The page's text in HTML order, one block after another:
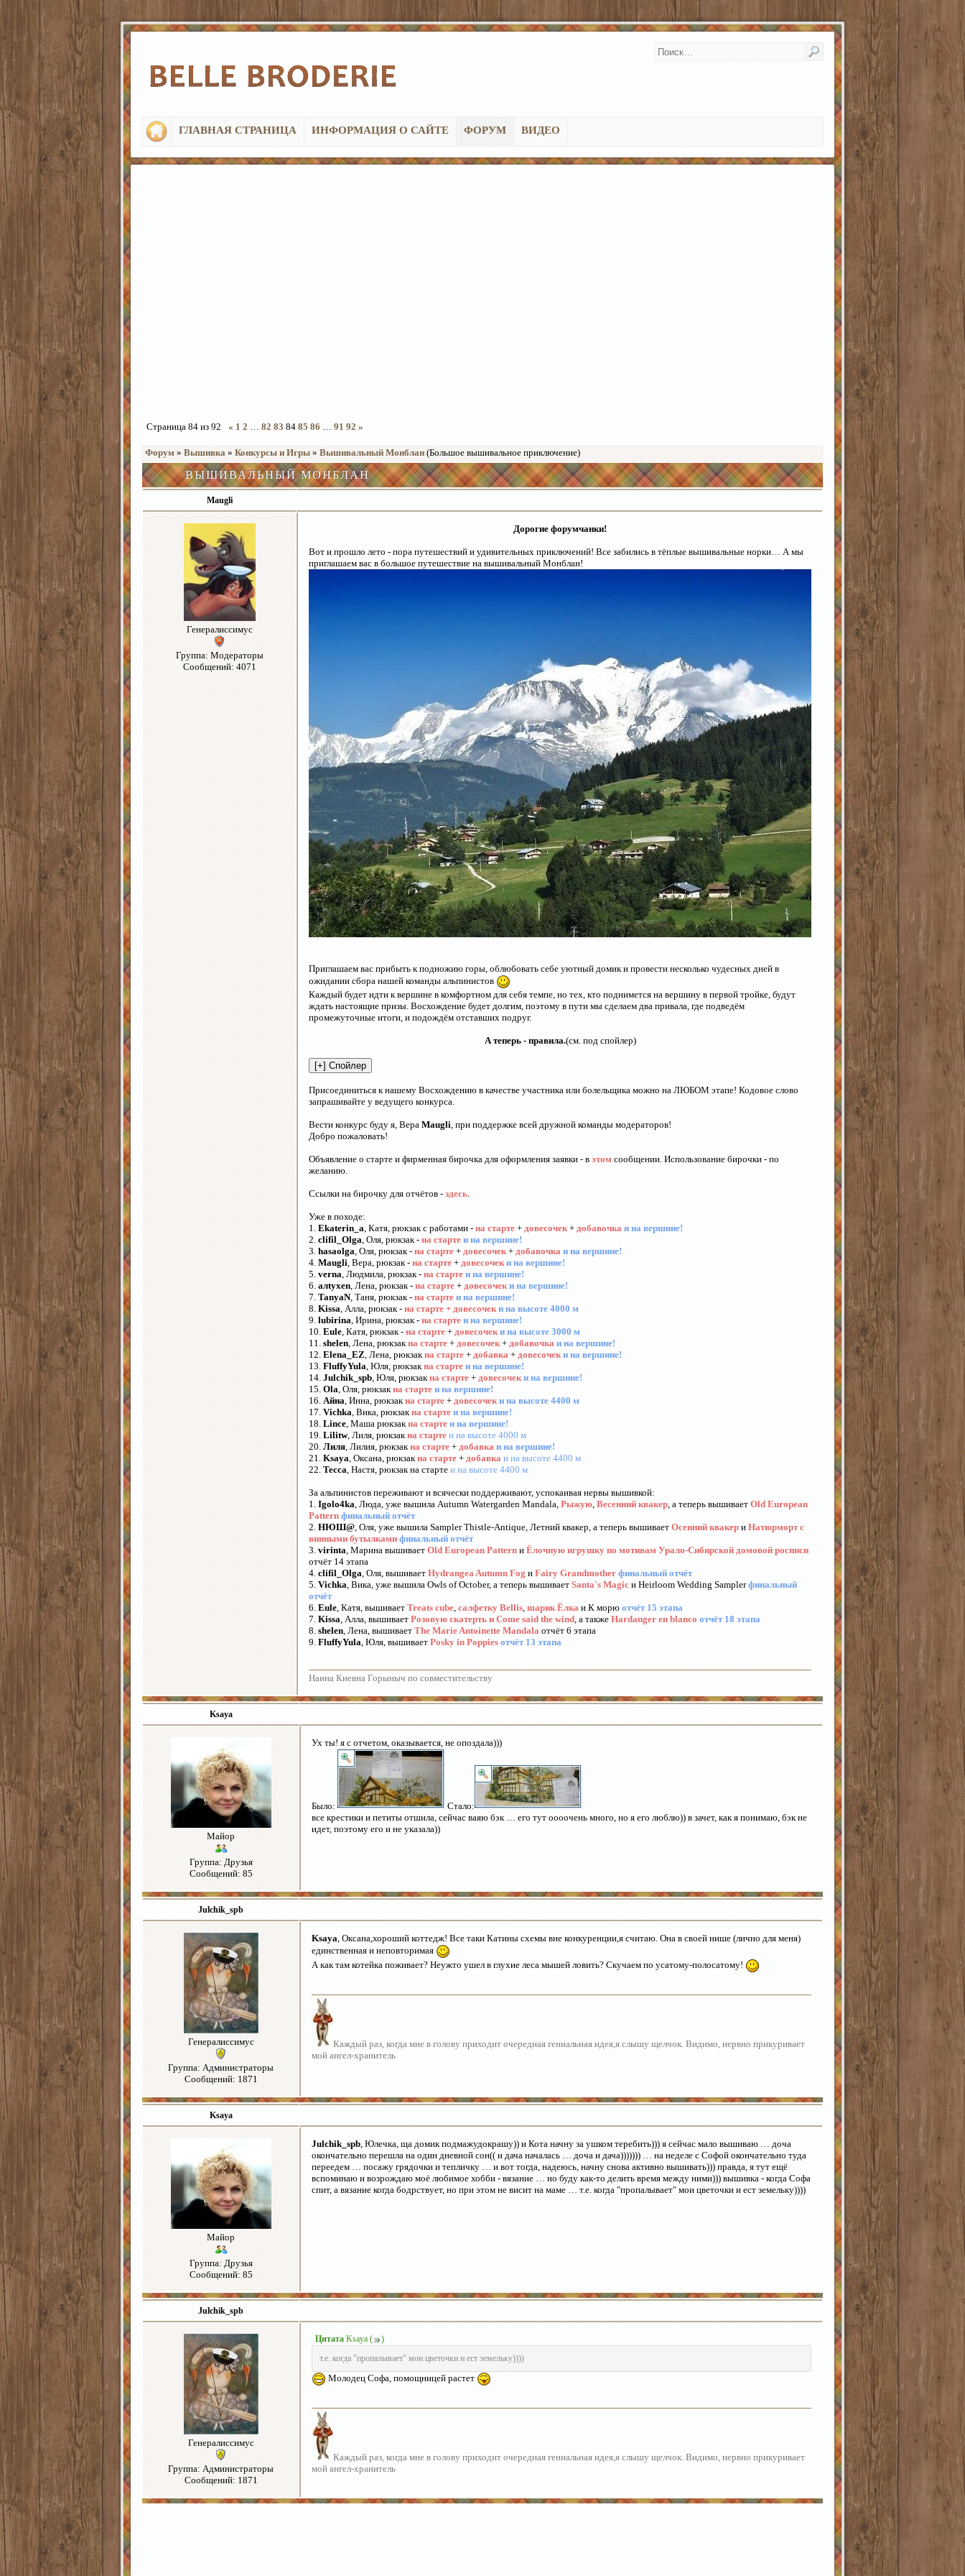
ГЛАВНАЯ СТРАНИЦА ИНФОРМАЦИЯ О САЙТЕ ФОРУМ ВИДЕО
Страница 84 из 92 « 1 2 … 82 83 84 85 86 … 91 92 »
Форум » Вышивка » Конкурсы и Игры » Вышивальный Монблан (Большое вышивальное приключение)
ВЫШИВАЛЬНЫЙ МОНБЛАН
Maugli
Генералиссимус
Группа: Модераторы
Сообщений: 4071
Дорогие форумчанки!
Вот и прошло лето - пора путешествий и удивительных приключений! Все забились в тёплые вышивальные норки… А мы
приглашаем вас в большое путешествие на вышивальный Монблан!
Приглашаем вас прибыть к подножию горы, облюбовать себе уютный домик и провести несколько чудесных дней в
ожидании сбора нашей команды альпинистов
Каждый будет идти к вершине в комфортном для себя темпе, но тех, кто поднимется на вершину в первой тройке, будут
ждать настоящие призы. Восхождение будет долгим, поэтому в пути мы сделаем два привала, где подведём
промежуточные итоги, и подождём отставших подруг.
А теперь - правила.(см. под спойлер)
Присоединиться к нашему Восхождению в качестве участника или болельщика можно на ЛЮБОМ этапе! Кодовое слово
запрашивайте у ведущего конкурса.
Вести конкурс буду я, Вера Maugli, при поддержке всей дружной команды модераторов!
Добро пожаловать!
Объявление о старте и фирменная бирочка для оформления заявки - в этом сообщении. Использование бирочки - по
желанию.
Ссылки на бирочку для отчётов - здесь.
Уже в походе:
1. Ekaterin_a, Катя, рюкзак с работами - на старте + довесочек+ добавочка и на вершине!
2. clifil_Olga, Оля, рюкзак - на старте и на вершине!
3. hasaolga, Оля, рюкзак - на старте + довесочек+ добавочка и на вершине!
4. Maugli, Вера, рюкзак - на старте + довесочек и на вершине!
5. verna, Людмила, рюкзак - на старте и на вершине!
6. алtyxen, Лена, рюкзак - на старте + довесочек и на вершине!
7. TanyaN, Таня, рюкзак - на старте и на вершине!
8. Kissa, Алла, рюкзак - на старте + довесочек и на высоте 4000 м
9. lubirina, Ирина, рюкзак - на старте и на вершине!
10. Eule, Катя, рюкзак - на старте + довесочек и на высоте 3000 м
11. shelen, Лена, рюкзакна старте + довесочек+ добавочка и на вершине!
12. Elena_EZ, Лена, рюкзакна старте + добавка + довесочек и на вершине!
13. FluffyYula, Юля, рюкзакна старте и на вершине!
14. Julchik_spb, Юля, рюкзакна старте + довесочек и на вершине!
15. Ola, Оля, рюкзакна старте и на вершине!
16. Айна, Инна, рюкзакна старте + довесочек и на высоте 4400 м
17. Vichka, Вика, рюкзакна старте и на вершине!
18. Lince, Маша рюкзакна старте и на вершине!
19. Lilitw, Лиля, рюкзакна старте и на высоте 4000 м
20. Лиля, Лилия, рюкзакна старте + добавка и на вершине!
21. Ksaya, Оксана, рюкзакна старте + добавка и на высоте 4400 м
22. Тесса, Настя, рюкзак на старте и на высоте 4400 м
За альпинистов переживают и всячески поддерживают, успокаивая нервы вышивкой:
1. Igolo4ka, Люда, уже вышила Autumn Watergarden Mandala, Рыжую, Весенний квакер, а теперь вышивает Old European
Pattern финальный отчёт
2. НЮШ@, Оля, уже вышила Sampler Thistle-Antique, Летний квакер, а теперь вышивает Осенний квакер и Натюрморт с
винными бутылками финальный отчёт
3. virinta, Марина вышивает Old European Pattern и Ёлочную игрушку по мотивам Урало-Сибирской домовой росписи
отчёт 14 этапа
4. clifil_Olga, Оля, вышивает Hydrangea Autumn Fog и Fairy Grandmother финальный отчёт
5. Vichka, Вика, уже вышила Owls of October, а теперь вышивает Santa's Magic и Heirloom Wedding Samplerфинальный
отчёт
6. Eule, Катя, вышивает Treats cube, салфетку Bellis, шарик Ёлка и К морю отчёт 15 этапа
7. Kissa, Алла, вышивает Розовую скатерть и Come said the wind, а также Hardanger en blanco отчёт 18 этапа
8. shelen, Лена, вышивает The Marie Antoinette Mandala отчёт 6 этапа
9. FluffyYula, Юля, вышивает Posky in Poppies отчёт 13 этапа
Наина Киевна Горыныч по совместительству
Ksaya
Майор
Группа: Друзья
Сообщений: 85
Ух ты! я с отчетом, оказывается, не опоздала)))
Было:
Стало:
все крестики и петиты отшила, сейчас ваяю бэк … его тут оооочень много, но я его люблю)) в зачет, как я понимаю, бэк не
идет, поэтому его и не указала))
Julchik_spb
Генералиссимус
Группа: Администраторы
Сообщений: 1871
Ksaya, Оксана,хороший коттедж! Все таки Катины схемы вне конкуренции,я считаю. Она в своей нише (лично для меня)
единственная и неповторимая
А как там котейка поживает? Неужто ушел в глухие леса мышей ловить? Скучаем по усатому-полосатому!
Каждый раз, когда мне в голову приходит очередная гениальная идея,я слышу щелчок. Видимо, нервно прикуривает
мой ангел-хранитель
Ksaya
Майор
Группа: Друзья
Сообщений: 85
Julchik_spb, Юлечка, ща домик подмажудокрашу)) и Кота начну за ушком теребить))) я сейчас мало вышиваю … доча
окончательно перешла на один дневной сон(( и дача началась … доча и дача))))))) … на неделе с Софой окончательно туда
переедем … посажу грядочки и тепличку … и вот тогда, надеюсь, начну снова активно вышивать))) правда, я тут ещё
вспоминаю и возрождаю моё любимое хобби - вязание … но буду как-то делить время между ними))) вышивка - когда Софа
спит, а вязание когда бодрствует, но при этом не висит на маме … т.е. когда "пропалывает" мои цветочки и ест земельку))))
Julchik_spb
Генералиссимус
Группа: Администраторы
Сообщений: 1871
Цитата Ksaya (
)
т.е. когда "пропалывает" мои цветочки и ест земельку))))
Молодец Софа, помощницей растет
Каждый раз, когда мне в голову приходит очередная гениальная идея,я слышу щелчок. Видимо, нервно прикуривает
мой ангел-хранитель